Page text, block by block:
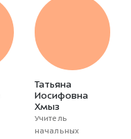
Татьяна
Иосифовна
Хмыз
Учитель
начальных